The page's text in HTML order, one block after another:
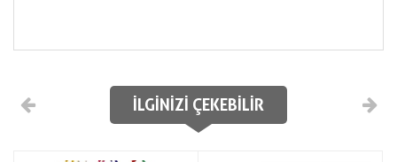
İLGINIZI ÇEKEBILIR